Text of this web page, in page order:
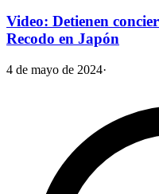
Video: Detienen
Recodo en Japón
4 de mayo de 2024·